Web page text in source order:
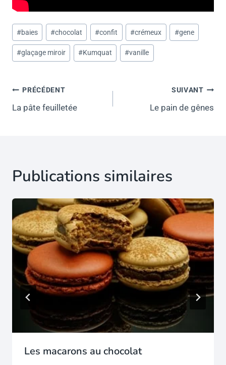
Étiquettes
de
la
#baies #chocolat #confit #crémeux #gene
#glaçage miroir #Kumquat #vanille
Navigation
de
PRÉCÉDENT
La pâte feuilletée
SUIVANT
Le pain de gênes
Publications similaires
Les macarons au chocolat